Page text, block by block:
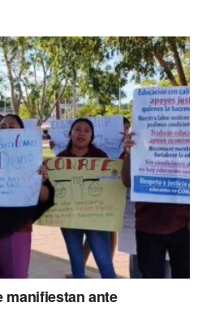
manifiestan ante